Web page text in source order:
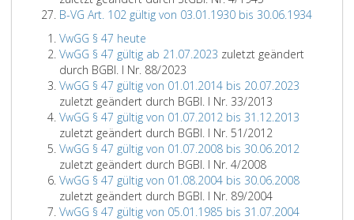
B-VG Art. 102 gültig von 03.01.1930 bis 30.06.1934
VwGG § 47 heute
VwGG § 47 gültig ab 21.07.2023 zuletzt geändert
durch BGBl. I Nr. 88/2023
VwGG § 47 gültig von 01.01.2014 bis 20.07.2023
zuletzt geändert durch BGBl. I Nr. 33/2013
VwGG § 47 gültig von 01.07.2012 bis 31.12.2013
zuletzt geändert durch BGBl. I Nr. 51/2012
VwGG § 47 gültig von 01.07.2008 bis 30.06.2012
zuletzt geändert durch BGBl. I Nr. 4/2008
VwGG § 47 gültig von 01.08.2004 bis 30.06.2008
zuletzt geändert durch BGBl. I Nr. 89/2004
VwGG § 47 gültig von 05.01.1985 bis 31.07.2004